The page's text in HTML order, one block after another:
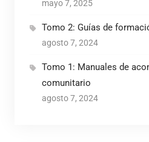
mayo 7, 2025
Tomo 2: Guías de
agosto 7, 2024
Tomo 1: Manuales de
comunitario
agosto 7, 2024